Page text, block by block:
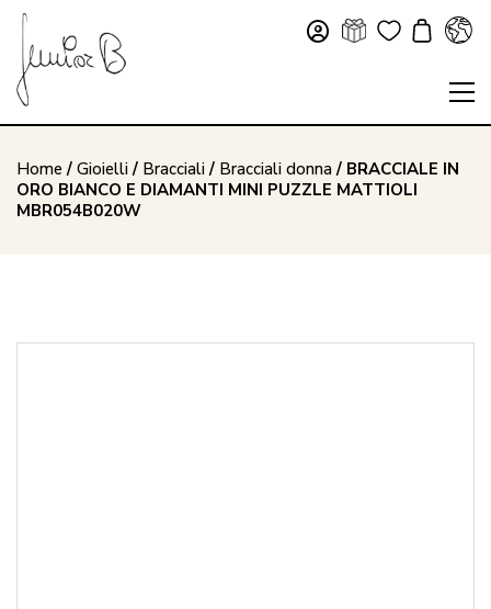
Home / Gioielli/ Bracciali/ Bracciali donna/ BRACCIALE IN
ORO BIANCO E DIAMANTI MINI PUZZLE MATTIOLI
MBR054B020W